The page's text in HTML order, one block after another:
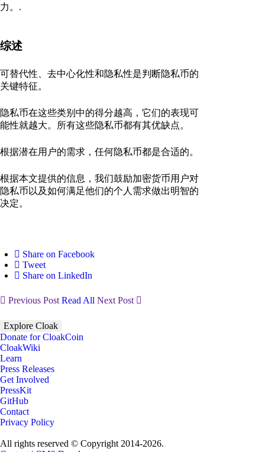
力。.
综述
可替代性、去中心化性和隐私性是判断隐私币的
关键特征。
隐私币在这些类别中的得分越高，它们的表现可
能性就越大。所有这些隐私币都有其优缺点。
根据潜在用户的需求，任何隐私币都是合适的。
根据本文提供的信息，我们鼓励加密货币用户对
隐私币以及如何满足他们的个人需求做出明智的
决定。
Share on Facebook
Tweet
Share on LinkedIn
Previous Post Read All Next Post
Explore Cloak
Donate for CloakCoin
CloakWiki
Learn
Press Releases
Get Involved
PressKit
GitHub
Contact
Privacy Policy
All rights reserved © Copyright 2014-2026.